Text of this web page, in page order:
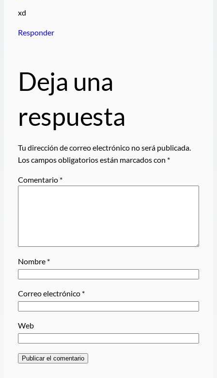
xd
Responder
Deja una
respuesta
Tu dirección de correo electrónico no será publicada.
Los campos obligatorios están marcados con *
Comentario *
Nombre *
Correo electrónico *
Web